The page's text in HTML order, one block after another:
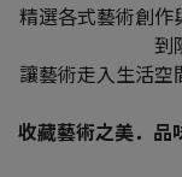
精選各式藝術創作
到
讓藝術走入生活
收藏藝術之美．品